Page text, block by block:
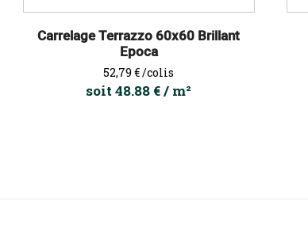
Carrelage Terrazzo 60x60 Brillant
Epoca
Prix
52,79 €/colis
soit 48.88 € / m²